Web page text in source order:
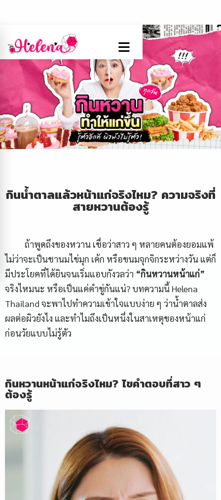
กินน้ำตาลแล้วหน้าแก่จริงไหม? ความจริงที่
สายหวานต้องรู้
ถ้าพูดถึงของหวาน เชื่อว่าสาว ๆ หลายคนต้องยอมแพ้
ไม่ว่าจะเป็นชานมไข่มุก เค้ก หรือขนมจุกจิกระหว่างวัน แต่ก็
มีประโยคที่ได้ยินจนเริ่มแอบกังวลว่า “กินหวานหน้าแก่”
จริงไหมนะ หรือเป็นแค่คำขู่กันแน่? บทความนี้ Helena
Thailand จะพาไปทำความเข้าใจแบบง่าย ๆ ว่าน้ำตาลส่ง
ผลต่อผิวยังไง และทำไมถึงเป็นหนึ่งในสาเหตุของหน้าแก่
ก่อนวัยแบบไม่รู้ตัว
กินหวานหน้าแก่จริงไหม? ไขคำตอบที่สาว ๆ
ต้องรู้